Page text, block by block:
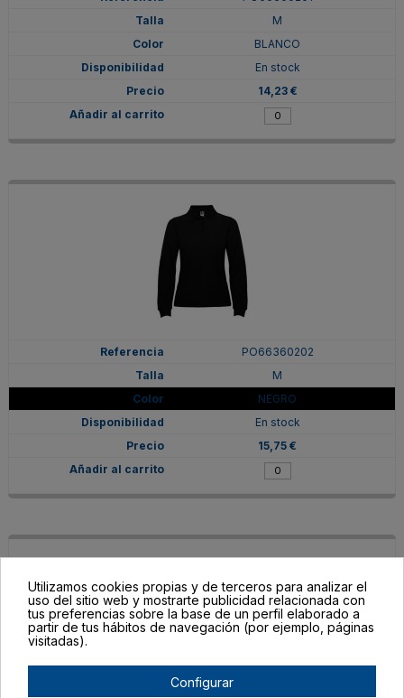
M
BLANCO
En stock
14,23 €
PO66360202
M
NEGRO
En stock
15,75 €
Utilizamos cookies propias y de terceros para analizar el
uso del sitio web y mostrarte publicidad relacionada con
tus preferencias sobre la base de un perfil elaborado a
partir de tus hábitos de navegación (por ejemplo, páginas
visitadas).
Configurar